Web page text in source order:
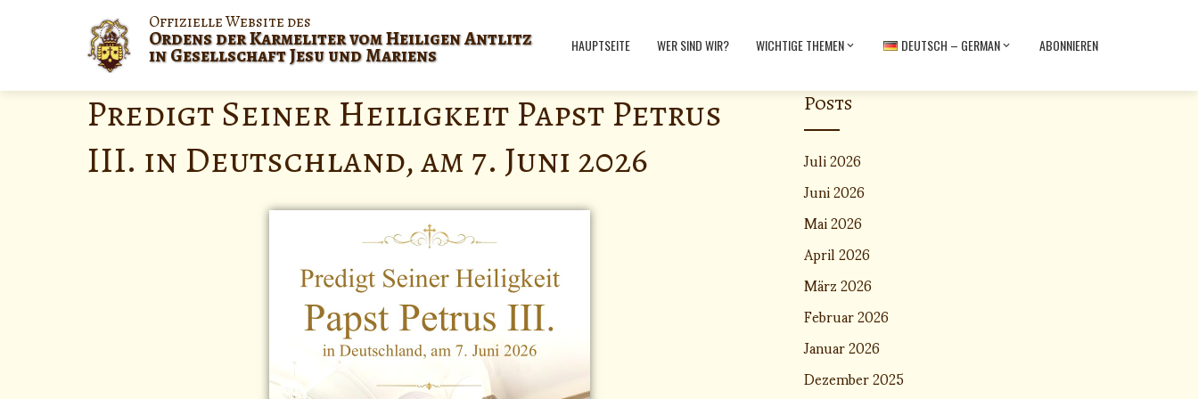
Offizielle Website des
Ordens der Karmeliter vom Heiligen Antlitz
in Gesellschaft Jesu und Mariens HAUPTSEITE WER SIND WIR? WICHTIGE THEMEN DEUTSCH – GERMAN ABONNIEREN
Predigt Seiner Heiligkeit Papst Petrus
III. in Deutschland, am 7. Juni 2026
Posts
Juli 2026
Juni 2026
Mai 2026
April 2026
März 2026
Februar 2026
Januar 2026
Dezember 2025